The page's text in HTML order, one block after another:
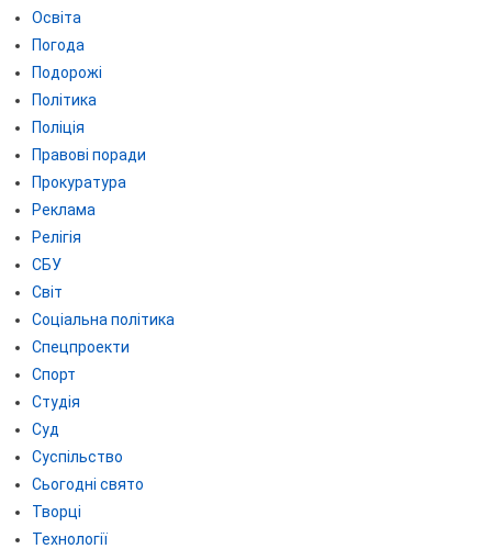
Освіта
Погода
Подорожі
Політика
Поліція
Правові поради
Прокуратура
Реклама
Релігія
СБУ
Світ
Соціальна політика
Спецпроекти
Спорт
Студія
Суд
Суспільство
Сьогодні свято
Творці
Технології